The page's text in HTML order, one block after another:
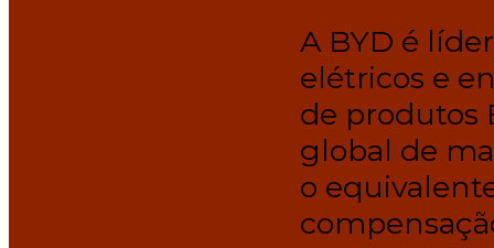
A BYD é
elétricos e
de produtos
global de
o